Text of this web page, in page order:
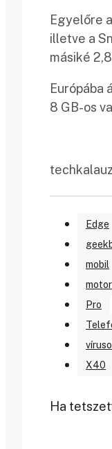
Egyelőre
illetve a
másiké
Európába
8 GB-os
Edge
mobil
Pro
X40
Ha